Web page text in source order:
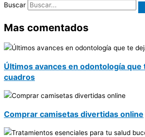
Buscar
Mas comentados
Últimos avances en odontología que
cuadros
Comprar camisetas divertidas online